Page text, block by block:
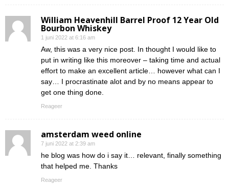
William Heavenhill Barrel Proof 12 Year Old
Bourbon Whiskey
1 juni 2022 at 6:16 am
Aw, this was a very nice post. In thought I would like to
put in writing like this moreover – taking time and actual
effort to make an excellent article… however what can I
say… I procrastinate alot and by no means appear to
get one thing done.
Reageer
amsterdam weed online
7 juni 2022 at 2:39 am
he blog was how do i say it… relevant, finally something
that helped me. Thanks
Reageer